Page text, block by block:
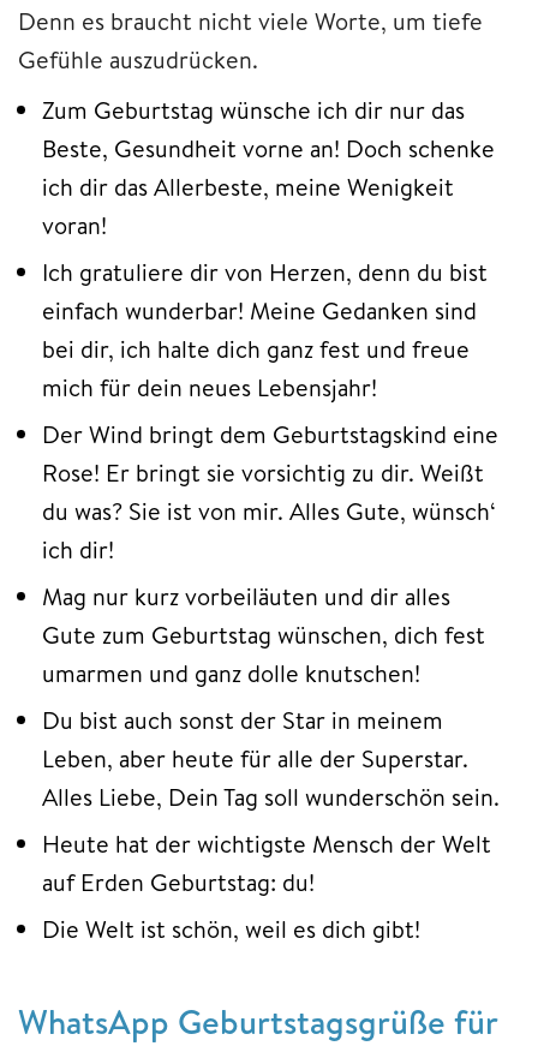
Denn es braucht nicht viele Worte, um tiefe
Gefühle auszudrücken.
Zum Geburtstag wünsche ich dir nur das
Beste, Gesundheit vorne an! Doch schenke
ich dir das Allerbeste, meine Wenigkeit
voran!
Ich gratuliere dir von Herzen, denn du bist
einfach wunderbar! Meine Gedanken sind
bei dir, ich halte dich ganz fest und freue
mich für dein neues Lebensjahr!
Der Wind bringt dem Geburtstagskind eine
Rose! Er bringt sie vorsichtig zu dir. Weißt
du was? Sie ist von mir. Alles Gute, wünsch‘
ich dir!
Mag nur kurz vorbeiläuten und dir alles
Gute zum Geburtstag wünschen, dich fest
umarmen und ganz dolle knutschen!
Du bist auch sonst der Star in meinem
Leben, aber heute für alle der Superstar.
Alles Liebe, Dein Tag soll wunderschön sein.
Heute hat der wichtigste Mensch der Welt
auf Erden Geburtstag: du!
Die Welt ist schön, weil es dich gibt!
WhatsApp Geburtstagsgrüße für